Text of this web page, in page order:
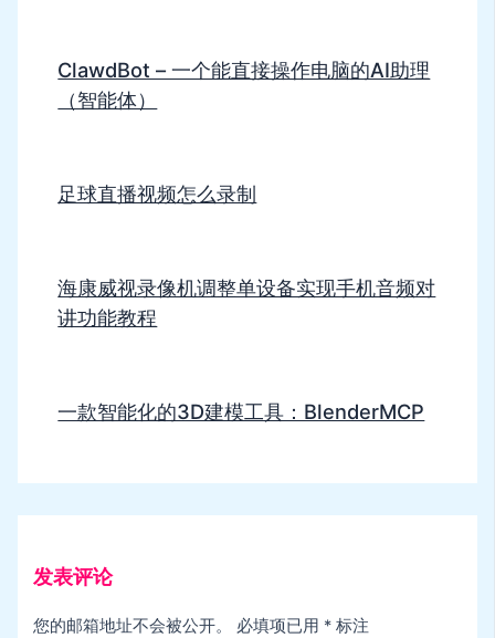
ClawdBot – 一个能直接操作电脑的AI助理
（智能体）
足球直播视频怎么录制
海康威视录像机调整单设备实现手机音频对
讲功能教程
一款智能化的3D建模工具：BlenderMCP
发表评论
您的邮箱地址不会被公开。 必填项已用 * 标注